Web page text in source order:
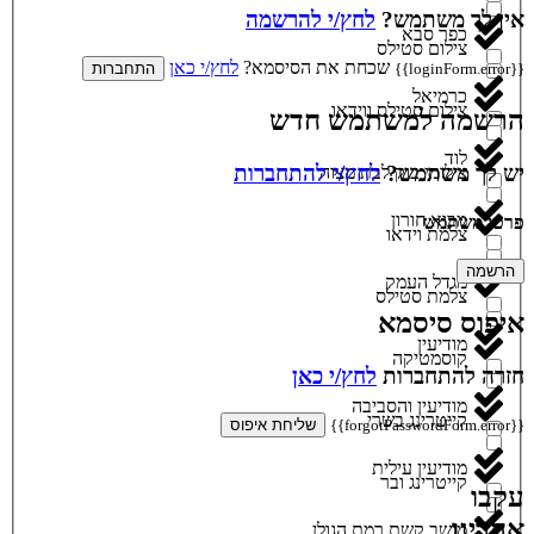
צילום סטילס
צילום סטילס ווידאו
צילומי בוק לבת מצוה
צלמת וידאו
צלמת סטילס
קוסמטיקה
קייטרינג בשרי
קייטרינג ובר
כפר סבא
כרמיאל
לוד
מבוא חורון
מגדל העמק
מודיעין
מודיעין והסביבה
מודיעין עילית
אין לך משתמש? לחץ/י להרשמה
{{loginForm.error}} שכחת את הסיסמא? לחץ/י כאן התחברות
הרשמה למשתמש חדש
יש לך משתמש?לחץ/י להתחברות
פרטי משתמש
הרשמה
איפוס סיסמא
חזרה להתחברות לחץ/י כאן
{{forgotPasswordForm.error}} שליחת איפוס
עקבו